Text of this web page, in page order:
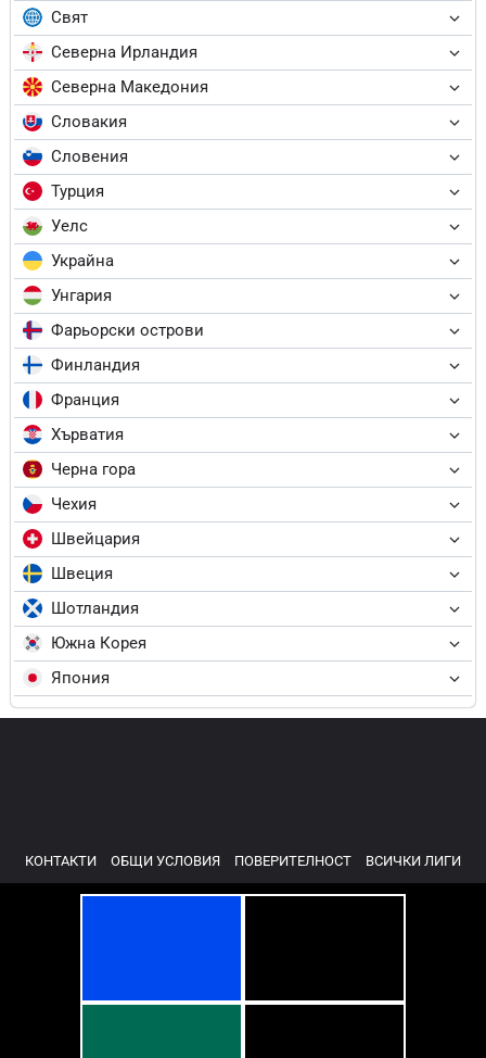
Свят
Северна Ирландия
Северна Македония
Словакия
Словения
Турция
Уелс
Украйна
Унгария
Фарьорски острови
Финландия
Франция
Хърватия
Черна гора
Чехия
Швейцария
Швеция
Шотландия
Южна Корея
Япония
КОНТАКТИ ОБЩИ УСЛОВИЯ ПОВЕРИТЕЛНОСТ ВСИЧКИ ЛИГИ